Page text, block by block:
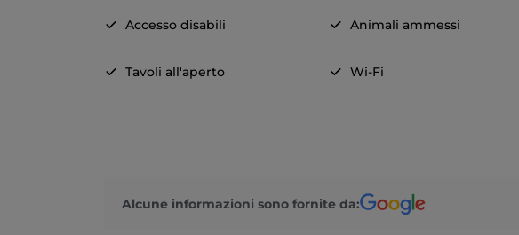
Accesso disabili Animali ammessi
Tavoli all'aperto Wi-Fi
Alcune informazioni sono fornite da: